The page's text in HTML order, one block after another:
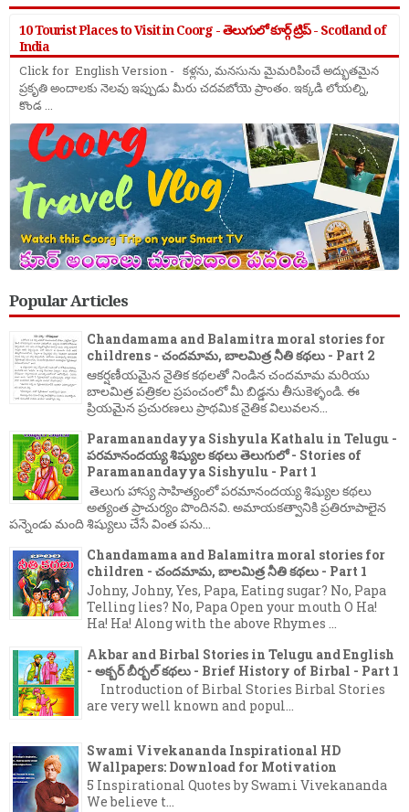
10 Tourist Places to Visit in Coorg - తెలుగులో కూర్గ్ ట్రిప్ - Scotland of
India
Click for English Version - కళ్లను, మనసును మైమరిపించే అద్భుతమైన
ప్రకృతి అందాలకు నెలవు ఇప్పుడు మీరు చదవబోయె ప్రాంతం. ఇక్కడి లోయల్ని,
కొండ ...
Popular Articles
Chandamama and Balamitra moral stories for
childrens - చందమామ, బాలమిత్ర నీతి కథలు - Part 2
ఆకర్షణీయమైన నైతిక కథలతో నిండిన చందమామ మరియు
బాలమిత్ర పత్రికల ప్రపంచంలో మీ బిడ్డను తీసుకెళ్ళండి. ఈ
ప్రియమైన ప్రచురణలు ప్రాథమిక నైతిక విలువలన...
Paramanandayya Sishyula Kathalu in Telugu -
పరమానందయ్య శిష్యుల కథలు తెలుగులో - Stories of
Paramanandayya Sishyulu - Part 1
తెలుగు హాస్య సాహిత్యంలో పరమానందయ్య శిష్యుల కథలు
అత్యంత ప్రాచుర్యం పొందినవి. అమాయకత్వానికి ప్రతిరూపాలైన
పన్నెండు మంది శిష్యులు చేసే వింత పను...
Chandamama and Balamitra moral stories for
children - చందమామ, బాలమిత్ర నీతి కథలు - Part 1
Johny, Johny, Yes, Papa, Eating sugar? No, Papa
Telling lies? No, Papa Open your mouth O Ha!
Ha! Ha! Along with the above Rhymes ...
Akbar and Birbal Stories in Telugu and English
- అక్బర్ బీర్బల్ కథలు - Brief History of Birbal - Part 1
Introduction of Birbal Stories Birbal Stories
are very well known and popul...
Swami Vivekananda Inspirational HD
Wallpapers: Download for Motivation
5 Inspirational Quotes by Swami Vivekananda
We believe t...